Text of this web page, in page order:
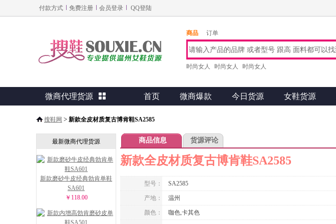
付款方式 免费注册 会员登录 QQ登陆
商品 订单
时尚女人 时尚女人 时尚女人
微商代理货源  首页 微商爆款 今日货源 女鞋货源
搜鞋网 > 新款全皮材质复古博肯鞋SA2585
最新微商代理货源
新款磨砂牛皮经典勃肯单鞋
SA601
￥118.00
商品信息 货源评论
新款全皮材质复古博肯鞋SA2585
型号： SA2585
产地： 温州
颜色：
咖色,卡其色